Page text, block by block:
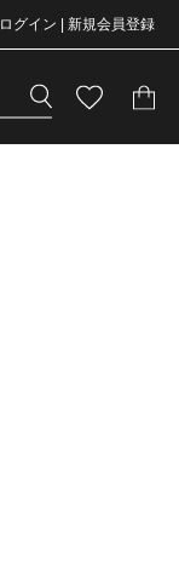
ログイン | 新規会員登録